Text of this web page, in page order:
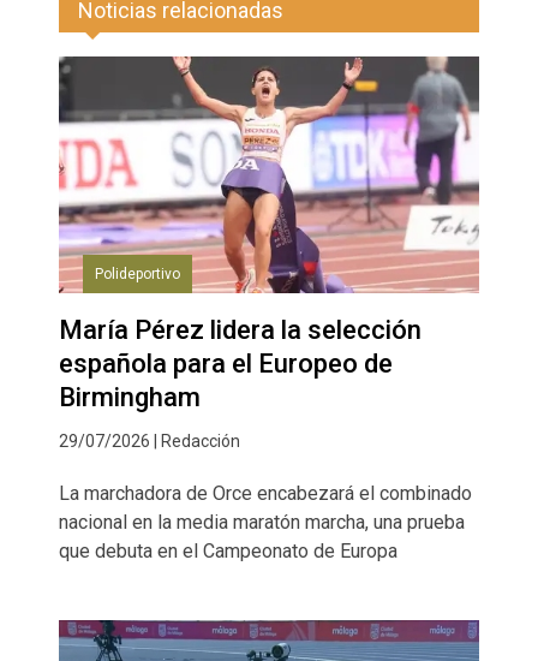
Noticias relacionadas
Polideportivo
María Pérez lidera la selección
española para el Europeo de
Birmingham
29/07/2026 | Redacción
La marchadora de Orce encabezará el combinado
nacional en la media maratón marcha, una prueba
que debuta en el Campeonato de Europa